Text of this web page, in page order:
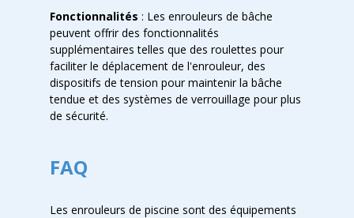
Fonctionnalités : Les enrouleurs de bâche
peuvent offrir des fonctionnalités
supplémentaires telles que des roulettes pour
faciliter le déplacement de l'enrouleur, des
dispositifs de tension pour maintenir la bâche
tendue et des systèmes de verrouillage pour plus
de sécurité.
FAQ
Les enrouleurs de piscine sont des équipements